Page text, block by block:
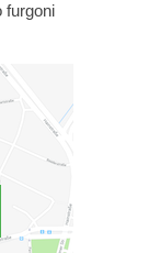
furgoni